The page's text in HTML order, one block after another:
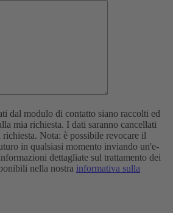
dal modulo di contatto siano raccolti ed
mia richiesta. I dati saranno cancellati
Nota: è possibile revocare il
in qualsiasi momento inviando un'e-
dettagliate sul trattamento dei
nella nostra informativa sulla